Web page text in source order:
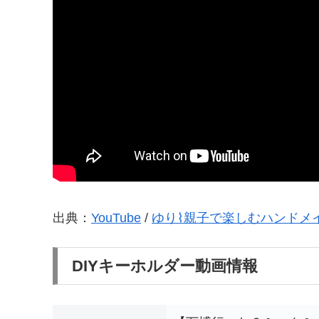
出典： YouTube / ゆり⌇親子で楽しむハンドメ
DIYキーホルダー動画情報